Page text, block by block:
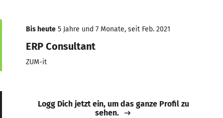
Bis heute 5 Jahre und 7 Monate, seit Feb. 2021
ERP Consultant
ZUM-it
Logg Dich jetzt ein, um das ganze Profil zu
sehen.